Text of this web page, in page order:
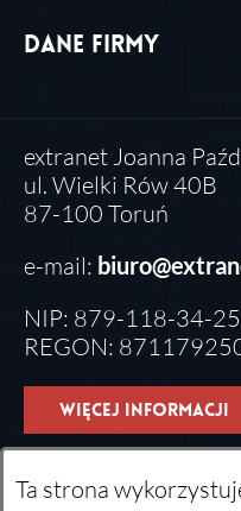
Ta strona
Dane firmy
extranet Joanna
ul. Wielki Rów 40B
87-100 Toruń
e-mail:
NIP: 879-118-34-25
REGON:
Więcej informacji